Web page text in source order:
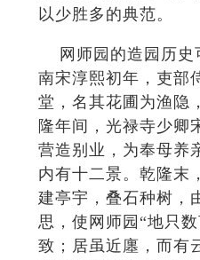
以少胜多的典范。
网师园的造园历史
南宋淳熙初年，吏部
堂，名其花圃为渔隐
隆年间，光禄寺少卿
营造别业，为奉母养
内有十二景。乾隆末
建亭宇，叠石种树，
思，使网师园“地只
致；居虽近廛，而有